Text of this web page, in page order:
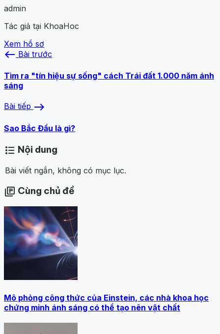
admin
Tác giả tại KhoaHoc
Xem hồ sơ
west Bài trước
Tìm ra "tín hiệu sự sống" cách Trái đất 1.000 năm ánh
sáng
Bài tiếp east
Sao Bắc Đẩu là gì?
format_list_bulleted Nội dung
Bài viết ngắn, không có mục lục.
library_books Cùng chủ đề
Mô phỏng công thức của Einstein, các nhà khoa học
chứng minh ánh sáng có thể tạo nên vật chất